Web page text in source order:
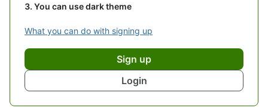
You can use dark theme
What you can do with signing up
Sign up
Login